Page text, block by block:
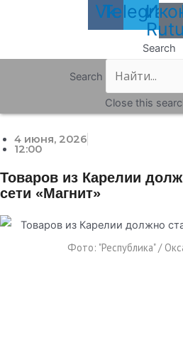
Vk
Telegram
Search
Search
Close this
4 июня, 2026
12:00
Товаров из Карелии
сети «Магнит»
Фото: "Республика" /